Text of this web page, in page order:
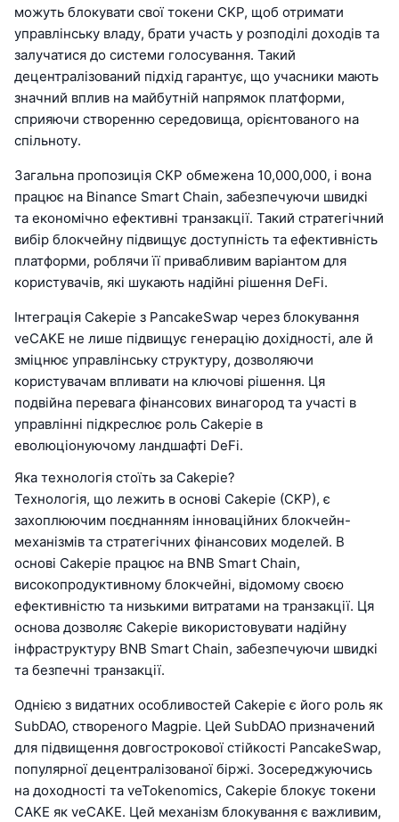
можуть блокувати свої токени CKP, щоб отримати
управлінську владу, брати участь у розподілі доходів та
залучатися до системи голосування. Такий
децентралізований підхід гарантує, що учасники мають
значний вплив на майбутній напрямок платформи,
сприяючи створенню середовища, орієнтованого на
спільноту.
Загальна пропозиція CKP обмежена 10,000,000, і вона
працює на Binance Smart Chain, забезпечуючи швидкі
та економічно ефективні транзакції. Такий стратегічний
вибір блокчейну підвищує доступність та ефективність
платформи, роблячи її привабливим варіантом для
користувачів, які шукають надійні рішення DeFi.
Інтеграція Cakepie з PancakeSwap через блокування
veCAKE не лише підвищує генерацію дохідності, але й
зміцнює управлінську структуру, дозволяючи
користувачам впливати на ключові рішення. Ця
подвійна перевага фінансових винагород та участі в
управлінні підкреслює роль Cakepie в
еволюціонуючому ландшафті DeFi.
Яка технологія стоїть за Cakepie?
Технологія, що лежить в основі Cakepie (CKP), є
захоплюючим поєднанням інноваційних блокчейн-
механізмів та стратегічних фінансових моделей. В
основі Cakepie працює на BNB Smart Chain,
високопродуктивному блокчейні, відомому своєю
ефективністю та низькими витратами на транзакції. Ця
основа дозволяє Cakepie використовувати надійну
інфраструктуру BNB Smart Chain, забезпечуючи швидкі
та безпечні транзакції.
Однією з видатних особливостей Cakepie є його роль як
SubDAO, створеного Magpie. Цей SubDAO призначений
для підвищення довгострокової стійкості PancakeSwap,
популярної децентралізованої біржі. Зосереджуючись
на доходності та veTokenomics, Cakepie блокує токени
CAKE як veCAKE. Цей механізм блокування є важливим,